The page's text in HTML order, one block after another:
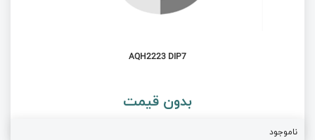
AQH2223 DIP7
بدون قیمت
ناموجود